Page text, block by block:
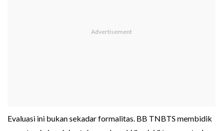
Evaluasi ini bukan sekadar formalitas. BB TNBTS membidik